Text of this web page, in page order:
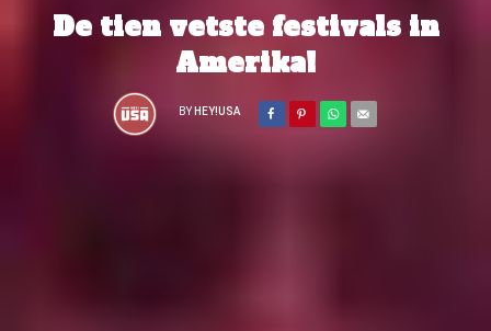
De tien vetste festivals in
Amerika!
BY HEY!USA